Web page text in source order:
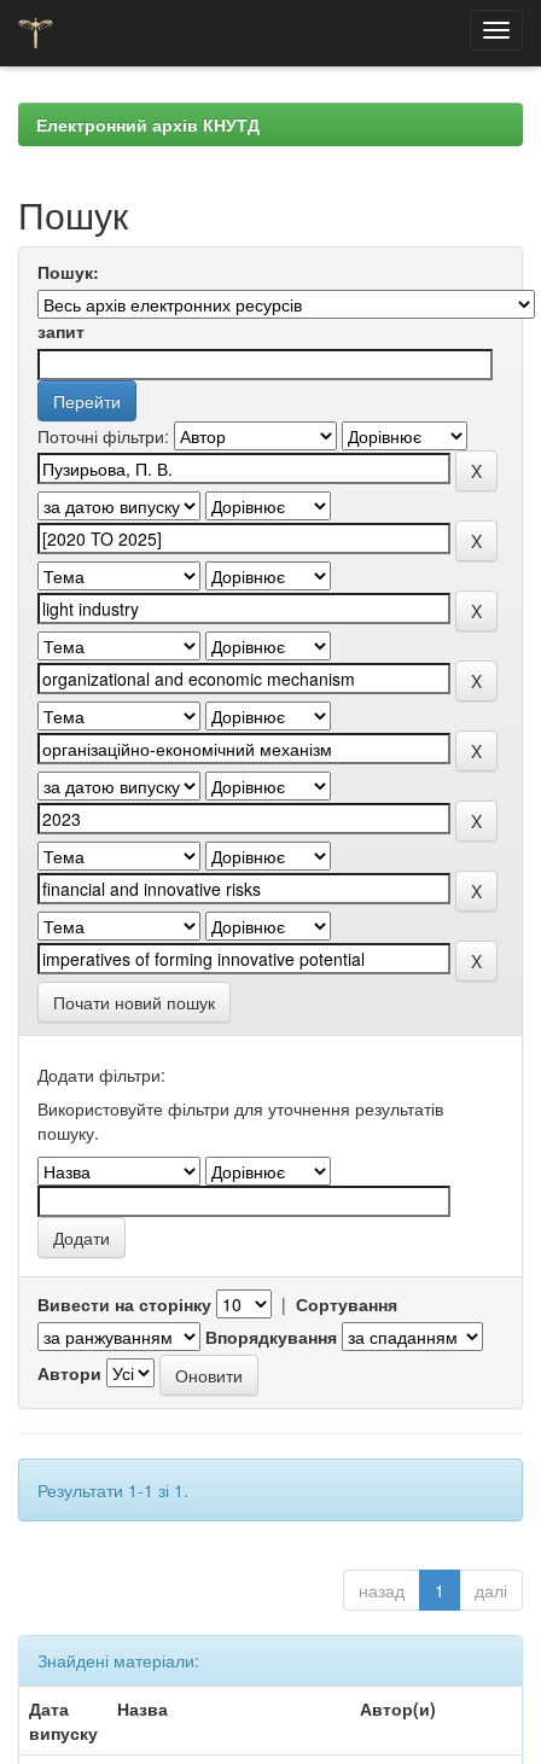
navigationЕлектронний архів КНУТД
Пошук
Пошук:
запит
Поточні фільтри:
Почати новий пошук
Додати фільтри:
Використовуйте фільтри для уточнення результатів
пошуку.
Вивести на сторінку | Сортування
Впорядкування
Автори
Результати 1-1 зі 1.
назад 1 далі
Знайдені матеріали:
Дата
випуску
Назва Автор(и)